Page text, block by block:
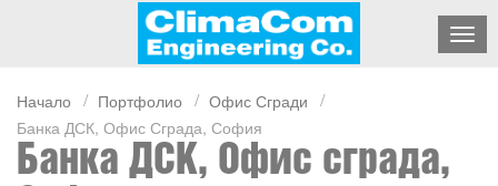
Начало Портфолио
Офис Сгради
Банка ДСК, Офис Сграда, София
Банка ДСК, Офис сграда,